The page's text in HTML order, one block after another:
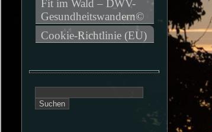
Fit im Wald – DWV-
Gesundheitswandern©
Cookie-Richtlinie (EU)
nach: